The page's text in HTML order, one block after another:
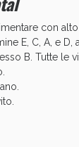
con
E, C, A, e D,
B. Tutte le